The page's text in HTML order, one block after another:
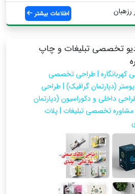
اطلاعات بیشتر
تخصصی تبلیغات و چاپ
کهربانگاره | طراحی تخصصی
(دپارتمان گرافیک) | طراحی
داخلی و دکوراسیون (دپارتمان
تخصصی تبلیغات | پلات